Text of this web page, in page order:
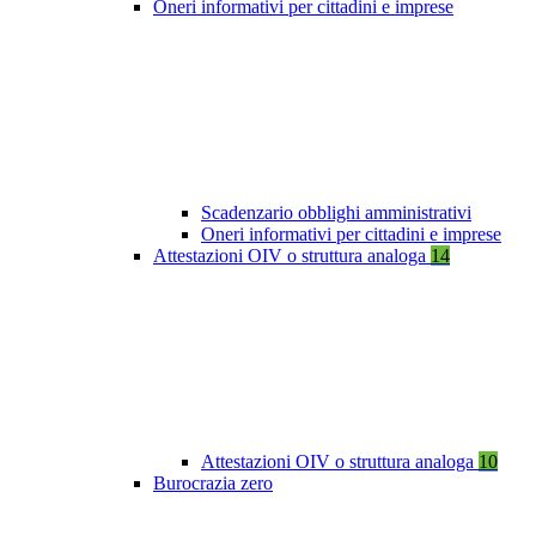
Oneri informativi per cittadini e imprese
Scadenzario obblighi amministrativi
Oneri informativi per cittadini e imprese
Attestazioni OIV o struttura analoga 14
Attestazioni OIV o struttura analoga 10
Burocrazia zero